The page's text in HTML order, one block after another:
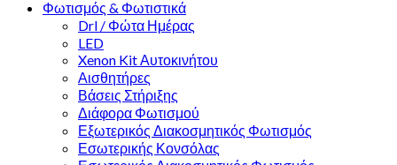
Φωτισμός & Φωτιστικά
Drl / Φώτα Ημέρας
LED
Xenon Kit Αυτοκινήτου
Αισθητήρες
Βάσεις Στήριξης
Διάφορα Φωτισμού
Εξωτερικός Διακοσμητικός Φωτισμός
Εσωτερικής Κονσόλας